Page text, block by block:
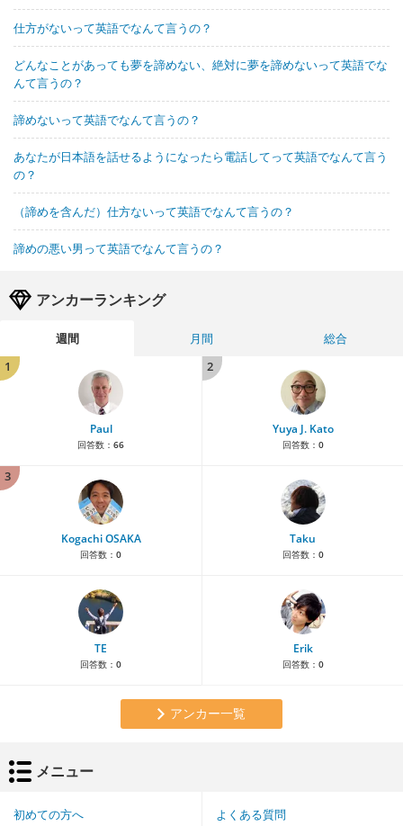
仕方がないって英語でなんて言うの？
どんなことがあっても夢を諦めない、絶対に夢を諦めないって英語でな
んて言うの？
諦めないって英語でなんて言うの？
あなたが日本語を話せるようになったら電話してって英語でなんて言う
の？
（諦めを含んだ）仕方ないって英語でなんて言うの？
諦めの悪い男って英語でなんて言うの？
アンカーランキング
週間 月間
総合
1
Paul
回答数： 66
2
Yuya J. Kato
回答数： 0
3
Kogachi OSAKA
回答数： 0
Taku
回答数： 0
TE
回答数： 0
Erik
回答数： 0
アンカー一覧
メニュー
初めての方へ よくある質問